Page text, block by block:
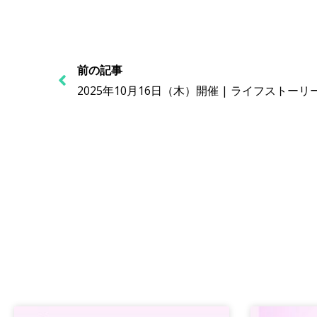
前の記事
2025年10月16日（木）開催 | ライフストーリ